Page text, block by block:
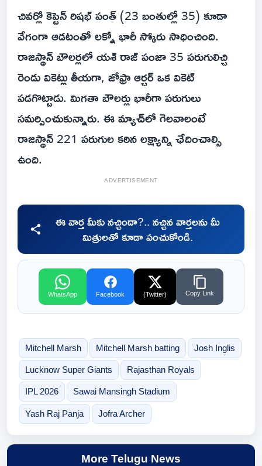
చివర్లో కెప్టెన్ రిషభ్ పంత్ (23 బంతుల్లో 35) కూడా
వేగంగా ఆడటంతో లక్నో భారీ స్కోరు సాధించింది.
రాజస్థాన్ బౌలర్లలో యశ్ రాజ్ పంజా 35 పరుగులిచ్చి
రెండు వికెట్లు తీయగా, జోఫ్రా ఆర్చర్ ఒక వికెట్
పడగొట్టాడు. మిగతా బౌలర్లు భారీగా పరుగులు
సమర్పించుకున్నారు. ఈ మ్యాచ్‌లో గెలవాలంటే
రాజస్థాన్ 221 పరుగుల కఠిన లక్ష్యాన్ని ఛేదించాల్సి
ఉంది.
ADVERTISEMENT
ఈ వార్త మీకు నచ్చిందా?.. నచ్చిన వార్తలను మీ
మిత్రులతో కూడా పంచుకోండి.
WhatsApp Facebook (Twitter) Copy Link
Mitchell Marsh Mitchell Marsh batting Josh Inglis
Lucknow Super Giants Rajasthan Royals
IPL 2026 Sawai Mansingh Stadium
Yash Raj Panja Jofra Archer
More Telugu News